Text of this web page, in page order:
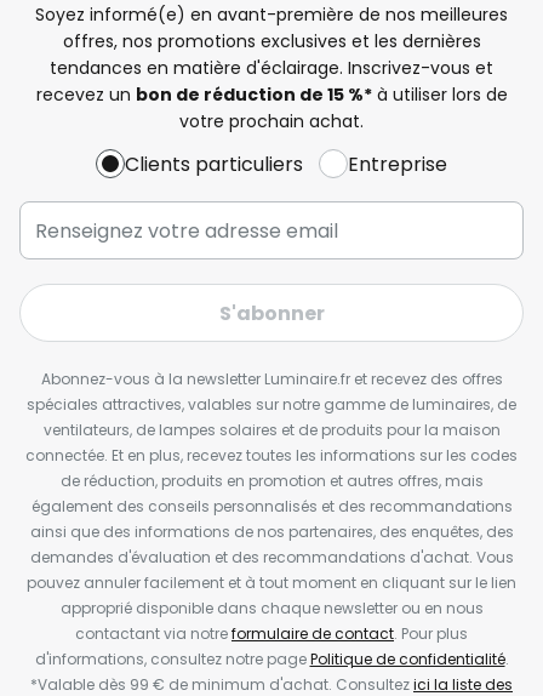
Soyez informé(e) en avant-première de nos meilleures
offres, nos promotions exclusives et les dernières
tendances en matière d'éclairage. Inscrivez-vous et
recevez un bon de réduction de 15 %*à utiliser lors de
votre prochain achat.
Clients particuliers Entreprise
S'abonner
Abonnez-vous à la newsletter Luminaire.fr et recevez des offres
spéciales attractives, valables sur notre gamme de luminaires, de
ventilateurs, de lampes solaires et de produits pour la maison
connectée. Et en plus, recevez toutes les informations sur les codes
de réduction, produits en promotion et autres offres, mais
également des conseils personnalisés et des recommandations
ainsi que des informations de nos partenaires, des enquêtes, des
demandes d'évaluation et des recommandations d'achat. Vous
pouvez annuler facilement et à tout moment en cliquant sur le lien
approprié disponible dans chaque newsletter ou en nous
contactant via notreformulaire de contact. Pour plus
d'informations, consultez notre pagePolitique de confidentialité.
*Valable dès 99 € de minimum d'achat. Consultezici la liste des